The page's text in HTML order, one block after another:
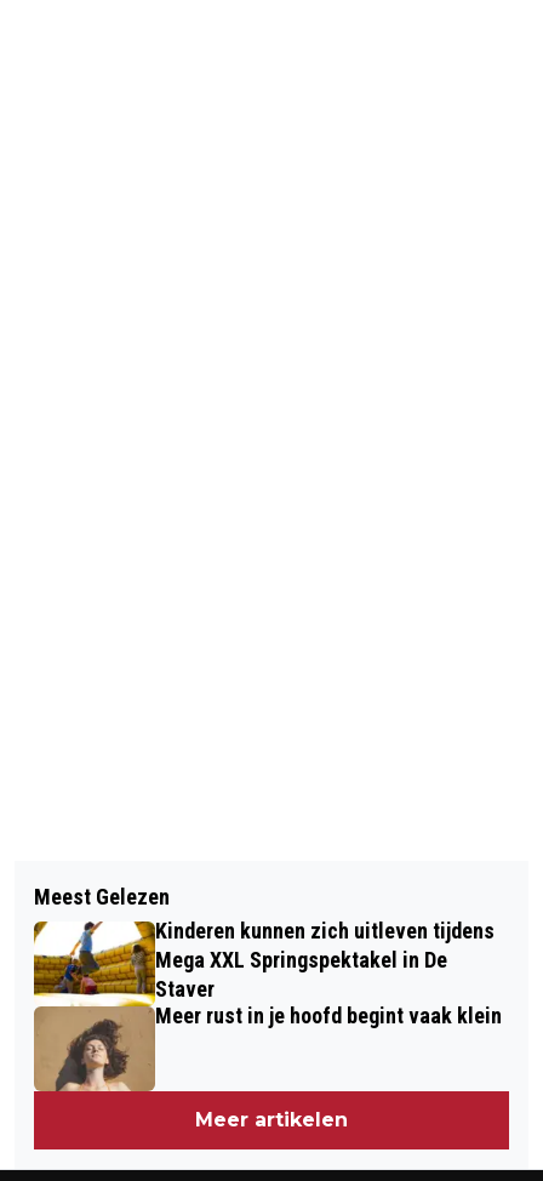
GOEDEMORGEN, HET IS VANDAAG
DINSDAG 26 AUGUSTUS
INGEZONDEN: WONEN IS GEEN LUXE
MAAR EEN BASISRECHT
Meest Gelezen
Kinderen kunnen zich uitleven tijdens
Mega XXL Springspektakel in De
Staver
Meer rust in je hoofd begint vaak klein
Meer artikelen